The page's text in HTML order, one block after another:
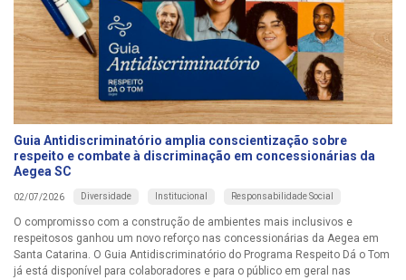
Guia Antidiscriminatório amplia conscientização sobre
respeito e combate à discriminação em concessionárias da
Aegea SC
02/07/2026 Diversidade Institucional Responsabilidade Social
O compromisso com a construção de ambientes mais inclusivos e
respeitosos ganhou um novo reforço nas concessionárias da Aegea em
Santa Catarina. O Guia Antidiscriminatório do Programa Respeito Dá o Tom
já está disponível para colaboradores e para o público em geral nas